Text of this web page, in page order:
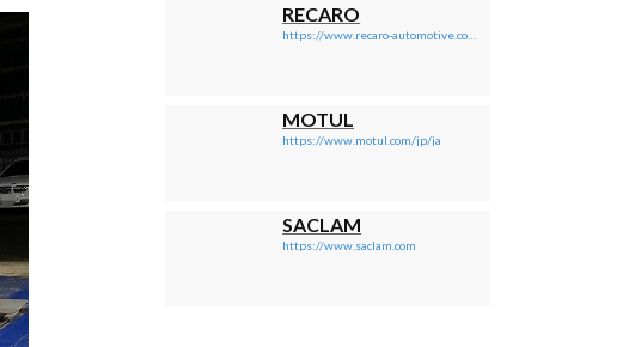
RECARO
MOTUL
https://www.motul.com/jp/ja
SACLAM
https://www.saclam.com